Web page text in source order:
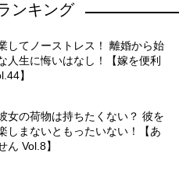
ンキング
してノーストレス！ 離婚から始
人生に悔いはなし！【嫁を便利
】
女の荷物は持ちたくない？ 彼を
しまないともったいない！【あ
ん Vol.8】